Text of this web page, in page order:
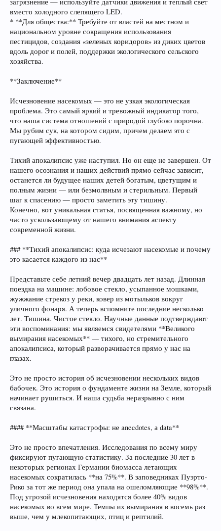
вместо холодного слепящего LED.
* **Для общества:** Требуйте от властей на местном и
национальном уровне сокращения использования
пестицидов, создания «зеленых коридоров» из диких цветов
вдоль дорог и полей, поддержки экологического сельского
хозяйства.
**Заключение**
Исчезновение насекомых — это не узкая экологическая
проблема. Это самый яркий и тревожный индикатор того,
что наша система отношений с природой глубоко порочна.
Мы рубим сук, на котором сидим, причем делаем это с
пугающей эффективностью.
Тихий апокалипсис уже наступил. Но он еще не завершен. От
нашего осознания и наших действий прямо сейчас зависит,
останется ли будущее наших детей богатым, цветущим и
полным жизни — или безмолвным и стерильным. Первый
шаг к спасению — просто заметить эту тишину.
Конечно, вот уникальная статья, посвященная важному, но
часто ускользающему от нашего внимания аспекту
современной жизни.
### **Тихий апокалипсис: куда исчезают насекомые и почему
это касается каждого из нас**
Представьте себе летний вечер двадцать лет назад. Длинная
поездка на машине: лобовое стекло, усыпанное мошками,
жужжание стрекоз у реки, ковер из мотыльков вокруг
уличного фонаря. А теперь вспомните последние несколько
лет. Тишина. Чистое стекло. Научные данные подтверждают
эти воспоминания: мы являемся свидетелями **Великого
вымирания насекомых** — тихого, но стремительного
апокалипсиса, который разворачивается прямо у нас на
глазах.
Это не просто история об исчезновении нескольких видов
бабочек. Это история о фундаменте жизни на Земле, который
начинает рушиться. И наша судьба неразрывно с ним
связана.
#### **Масштабы катастрофы: не anecdotes, а data**
Это не просто впечатления. Исследования по всему миру
фиксируют пугающую статистику. За последние 30 лет в
некоторых регионах Германии биомасса летающих
насекомых сократилась **на 75%**. В заповедниках Пуэрто-
Рико за тот же период она упала на ошеломляющие **98%**.
Под угрозой исчезновения находятся более 40% видов
насекомых во всем мире. Темпы их вымирания в восемь раз
выше, чем у млекопитающих, птиц и рептилий.